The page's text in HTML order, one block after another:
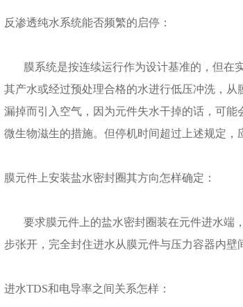
反渗透纯水系统能否频繁的启停：
膜系统是按连续运行作为设计基准的，但在
其产水或经过预处理合格的水进行低压冲洗，
漏掉而引入空气，因为元件失水干掉的话，可
微生物滋生的措施。但停机时间超过上述规定，
膜元件上安装盐水密封圈其方向怎样确定：
要求膜元件上的盐水密封圈装在元件进水端
步张开，完全封住进水从膜元件与压力容器内壁
进水TDS和电导率之间关系怎样：